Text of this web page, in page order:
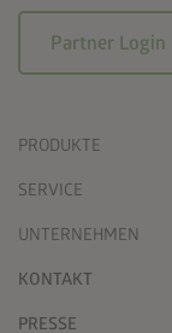
Partner Login
PRODUKTE
SERVICE
UNTERNEHMEN
KONTAKT
PRESSE